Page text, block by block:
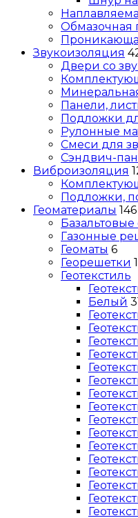
Обмазочная
Звукоизоляция
Двери со
Панели,
Подложки
Рулонные
Смеси для
Сэндвич-
Виброизоляция
Подложки,
Геоматериалы 146
Базальтовые
Газонные
Геоматы 6
Георешетки
Геотекстиль
Белый